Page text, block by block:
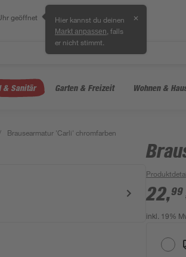
geöffnet Hier kannst du deinen
Markt anpassen , falls
er nicht stimmt.
✕
& Sanitär Garten & Freizeit Wohnen &
Brausearmatur 'Carli' chromfarben
22,99
inkl. 19%